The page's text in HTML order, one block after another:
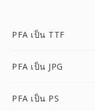
PFA เป็น TTF
PFA เป็น JPG
PFA เป็น PS